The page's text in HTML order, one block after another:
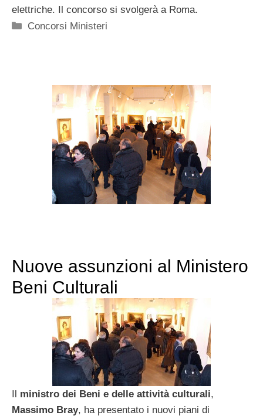
elettriche. Il concorso si svolgerà a Roma.
Categorie
Concorsi Ministeri
Nuove assunzioni al Ministero
Beni Culturali
Il ministro dei Beni e delle attività culturali,
Massimo Bray, ha presentato i nuovi piani di